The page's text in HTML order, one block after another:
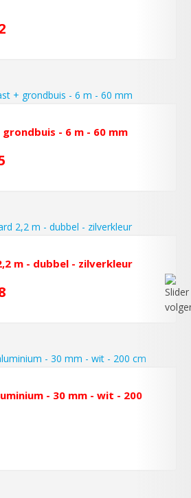
- 6 m - 60 mm
m - dubbel - zilverkleur
- 30 mm - wit - 200